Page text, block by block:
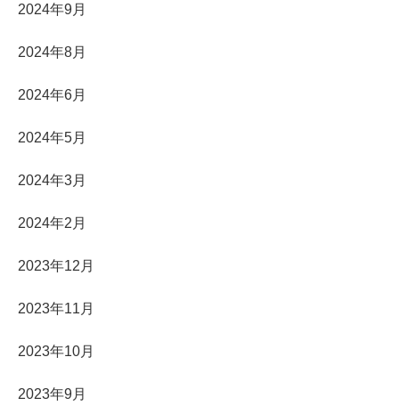
2024年9月
2024年8月
2024年6月
2024年5月
2024年3月
2024年2月
2023年12月
2023年11月
2023年10月
2023年9月